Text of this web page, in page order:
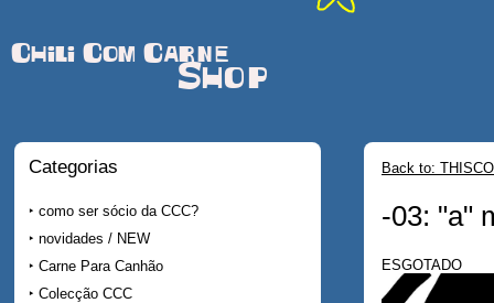
Chili Com Carne
Shop
Categorias
como ser sócio da CCC?
novidades / NEW
Carne Para Canhão
Colecção CCC
Back to:
-03: "a"
ESGOTADO